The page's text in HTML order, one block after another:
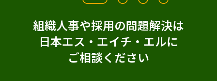
組織人事や採用の問題解決は
日本エス・エイチ・エルに
ご相談ください